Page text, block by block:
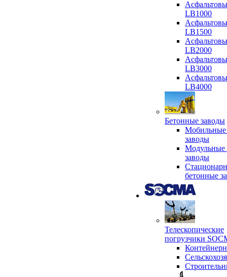
LB1000
LB1500
LB2000
LB3000
LB4000
Бетонные заводы
Мобильные
заводы
Модульные
заводы
бетонные
Телескопические
погрузчики